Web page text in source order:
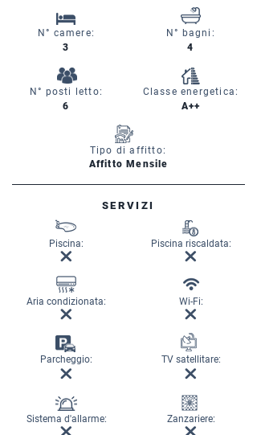
N° camere:
3
N° posti letto:
6
N° bagni:
4
Classe energetica:
A++
Tipo di affitto:
Affitto Mensile
SERVIZI
Piscina:
Aria condizionata:
Parcheggio:
Sistema d'allarme:
Piscina riscaldata:
Wi-Fi:
TV satellitare:
Zanzariere: